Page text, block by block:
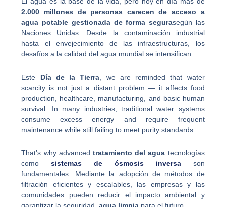
2.000 millones de personas carecen de acceso a
agua potable gestionada de forma segurasegún las
Naciones Unidas. Desde la contaminación industrial
hasta el envejecimiento de las infraestructuras, los
desafíos a la calidad del agua mundial se intensifican.
Este Día de la Tierra , we are reminded that water
scarcity is not just a distant problem — it affects food
production, healthcare, manufacturing, and basic human
survival. In many industries, traditional water systems
consume excess energy and require frequent
maintenance while still failing to meet purity standards.
That’s why advanced tratamiento del agua tecnologías
comosistemas de ósmosis inversason
fundamentales. Mediante la adopción de métodos de
filtración eficientes y escalables, las empresas y las
comunidades pueden reducir el impacto ambiental y